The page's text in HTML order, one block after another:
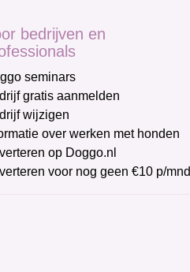
bedrijven en
seminars
gratis aanmelden
wijzigen
over werken met honden
op Doggo.nl
voor nog geen €10 p/mnd